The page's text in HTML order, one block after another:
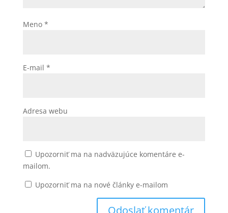
Meno *
E-mail *
Adresa webu
Upozorniť ma na nadväzujúce komentáre e-
mailom.
Upozorniť ma na nové články e-mailom